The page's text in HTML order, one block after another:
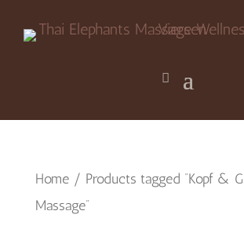
Home/ Products tagged “Kopf &
Massage”